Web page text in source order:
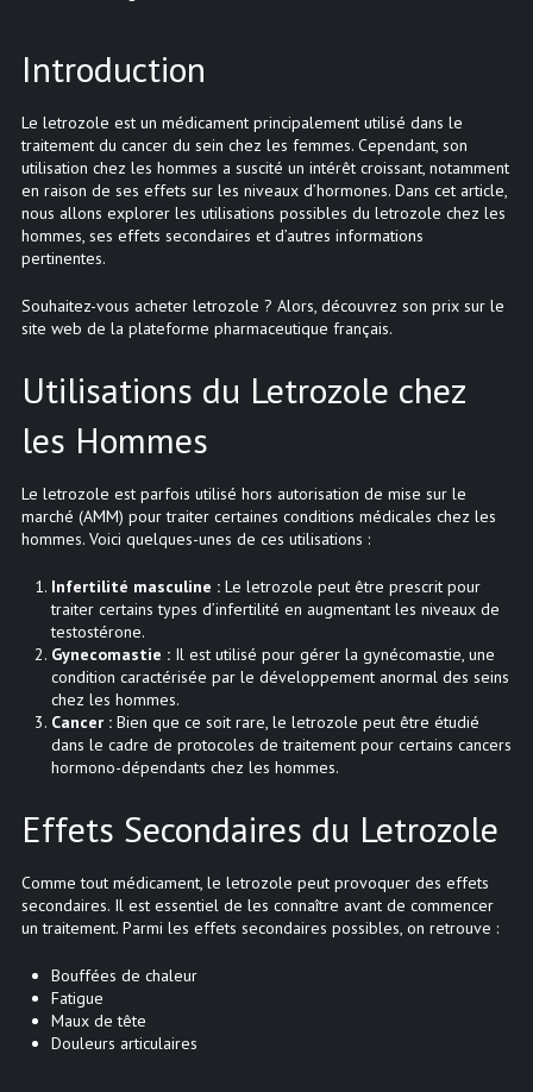
Introduction
Le letrozole est un médicament principalement utilisé dans le
traitement du cancer du sein chez les femmes. Cependant, son
utilisation chez les hommes a suscité un intérêt croissant, notamment
en raison de ses effets sur les niveaux d’hormones. Dans cet article,
nous allons explorer les utilisations possibles du letrozole chez les
hommes, ses effets secondaires et d’autres informations
pertinentes.
Souhaitez-vous acheter letrozole ? Alors, découvrez son prix sur le
site web de la plateforme pharmaceutique français.
Utilisations du Letrozole chez
les Hommes
Le letrozole est parfois utilisé hors autorisation de mise sur le
marché (AMM) pour traiter certaines conditions médicales chez les
hommes. Voici quelques-unes de ces utilisations :
Infertilité masculine :Le letrozole peut être prescrit pour
traiter certains types d’infertilité en augmentant les niveaux de
testostérone.
Gynecomastie :Il est utilisé pour gérer la gynécomastie, une
condition caractérisée par le développement anormal des seins
chez les hommes.
Cancer :Bien que ce soit rare, le letrozole peut être étudié
dans le cadre de protocoles de traitement pour certains cancers
hormono-dépendants chez les hommes.
Effets Secondaires du Letrozole
Comme tout médicament, le letrozole peut provoquer des effets
secondaires. Il est essentiel de les connaître avant de commencer
un traitement. Parmi les effets secondaires possibles, on retrouve :
Bouffées de chaleur
Fatigue
Maux de tête
Douleurs articulaires